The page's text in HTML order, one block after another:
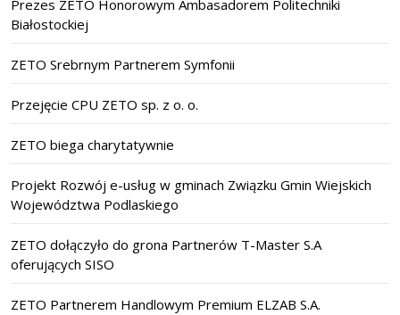
Prezes ZETO Honorowym Ambasadorem Politechniki
Białostockiej
ZETO Srebrnym Partnerem Symfonii
Przejęcie CPU ZETO sp. z o. o.
ZETO biega charytatywnie
Projekt Rozwój e-usług w gminach Związku Gmin Wiejskich
Województwa Podlaskiego
ZETO dołączyło do grona Partnerów T-Master S.A
oferujących SISO
ZETO Partnerem Handlowym Premium ELZAB S.A.